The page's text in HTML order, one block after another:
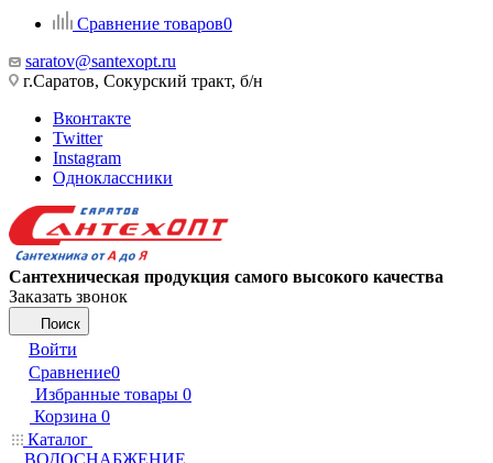
Сравнение товаров0
saratov@santexopt.ru
г.Саратов, Сокурский тракт, б/н
Вконтакте
Twitter
Instagram
Одноклассники
Сантехническая продукция самого высокого качества
Заказать звонок
Поиск
Войти
Сравнение0
Избранные товары 0
Корзина 0
Каталог
ВОДОСНАБЖЕНИЕ